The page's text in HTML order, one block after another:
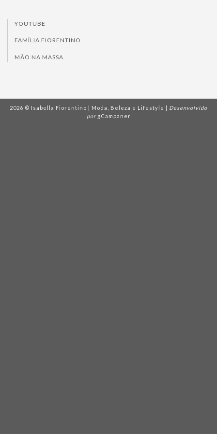
YOUTUBE
FAMÍLIA FIORENTINO
MÃO NA MASSA
2026 © Isabella Fiorentino | Moda, Beleza e Lifestyle | Desenvolvido
por gCampaner